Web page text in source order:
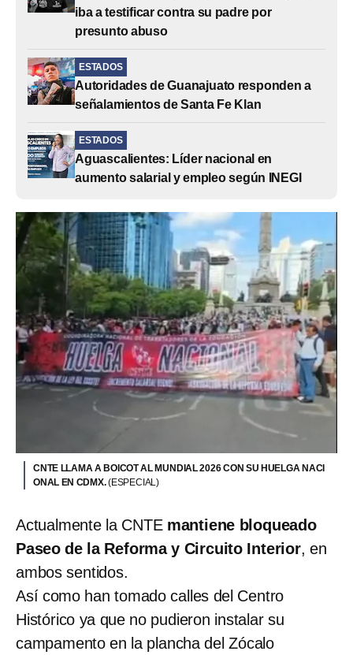
iba a testificar contra su padre por
presunto abuso
ESTADOS
Autoridades de Guanajuato responden a
señalamientos de Santa Fe Klan
ESTADOS
Aguascalientes: Líder nacional en
aumento salarial y empleo según INEGI
CNTE LLAMA A BOICOT AL MUNDIAL 2026 CON SU HUELGA NACI
ONAL EN CDMX.(ESPECIAL)
Actualmente la CNTE mantiene bloqueado
Paseo de la Reforma y Circuito Interior, en
ambos sentidos.
Así como han tomado calles del Centro
Histórico ya que no pudieron instalar su
campamento en la plancha del Zócalo